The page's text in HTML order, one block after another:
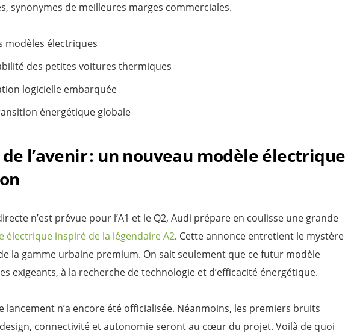
synonymes de meilleures marges commerciales.
modèles électriques
des petites voitures thermiques
logicielle embarquée
énergétique globale
l’avenir : un nouveau modèle électrique
n’est prévue pour l’A1 et le Q2, Audi prépare en coulisse une grande
électrique inspiré de la légendaire A2. Cette annonce entretient le mystère
la gamme urbaine premium. On sait seulement que ce futur modèle
exigeants, à la recherche de technologie et d’efficacité énergétique.
lancement n’a encore été officialisée. Néanmoins, les premiers bruits
connectivité et autonomie seront au cœur du projet. Voilà de quoi